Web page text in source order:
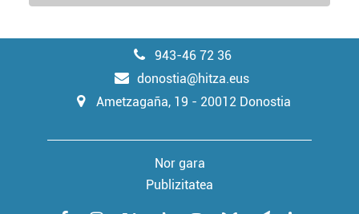
943-46 72 36
donostia@hitza.eus
Ametzagaña, 19 - 20012 Donostia
Nor gara
Publizitatea